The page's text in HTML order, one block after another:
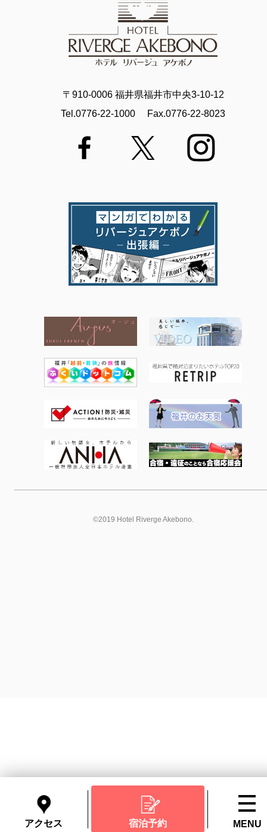
アクセス 宿泊予約 MENU
〒910-0006 福井県福井市中央3-10-12
Tel.0776-22-1000
Fax.0776-22-8023
©2019 Hotel Riverge Akebono.